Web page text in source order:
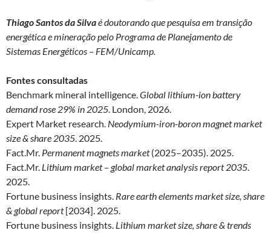
Thiago Santos da Silvaé doutorando que pesquisa em transição
energética e mineração pelo Programa de Planejamento de
Sistemas Energéticos – FEM/Unicamp.
Fontes consultadas
Benchmark mineral intelligence.Global lithium-ion battery
demand rose 29% in 2025. London, 2026.
Expert Market research. Neodymium-iron-boron magnet market
size & share 2035. 2025.
Fact.Mr. Permanent magnets market(2025–2035). 2025.
Fact.Mr. Lithium market – global market analysis report 2035.
2025.
Fortune business insights. Rare earth elements market size, share
& global report[2034]. 2025.
Fortune business insights. Lithium market size, share & trends